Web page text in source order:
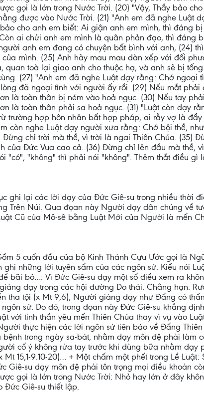
gọi là lớn trong Nước Trời. (20) "Vậy, Thầy bảo
được vào Nước Trời. (21) "Anh em đã nghe
bảo cho anh em biết: Ai giận anh em mình, thì
ai chửi anh em mình là quân phản đạo, thì đáng
anh em đang có chuyện bất bình với anh, (24)
mình. (25) Anh hãy mau mau dàn xếp với đối
quan toà lại giao anh cho thuộc hạ, và anh sẽ bị
(27) "Anh em đã nghe Luật dạy rằng: Chớ
đã ngoại tình với người ấy rồi. (29) Nếu mắt
là toàn thân bị ném vào hoả ngục. (30) Nếu tay
là toàn thân phải sa hoả ngục. (31) "Luật còn dạy
trường hợp hôn nhân bất hợp pháp, ai rẫy vợ là
còn nghe Luật dạy người xưa rằng: Chớ bội thề,
chỉ trời mà thề, vì trời là ngai Thiên Chúa. (35)
của Đức Vua cao cả. (36) Đừng chỉ lên đầu mà thề,
"có", "không" thì phải nói "không". Thêm thắt điều gì
ghi lại các lời dạy của Đức Giê-su trong nhiều thời
Trên Núi. Qua đọan này Người dạy dân chúng về
Cũ của Mô-sê bằng Luật Mới của Người là mến
5 cuốn đầu của bộ Kinh Thánh Cựu Ước gọi là
ghi những lời tuyên sấm của các ngôn sứ. Kiểu nói
bãi bỏ…: Vì Đức Giê-su dạy một số điều xem ra
dạy trong các hội đường Do thái. Chẳng hạn:
tha tội (x Mt 9,6), Người giảng dạy như Đấng có
sứ. Do đó, trong đọan này Đức Giê-su khẳng
với tinh thần yêu mến Thiên Chúa thay vì vụ vào
thực hiện các lời ngôn sứ tiên báo về Đấng
bệnh trong ngày sa-bát, nhằm dạy môn đệ phải
cố ý không rửa tay trước khi dùng bữa nhằm
Mt 15,1-9.10-20)… + Một chấm một phết trong Lề
Giê-su dạy môn đệ phải tôn trọng mọi điều khoản
gọi là lớn trong Nước Trời: Nhỏ hay lớn ở đây
Đức Giê-su thiết lập.